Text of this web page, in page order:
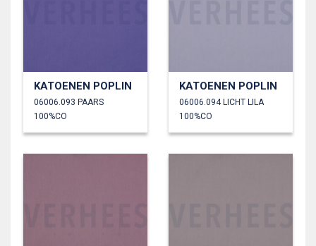
KATOENEN POPLIN
06006.093 PAARS
100%CO
KATOENEN POPLIN
06006.094 LICHT LILA
100%CO